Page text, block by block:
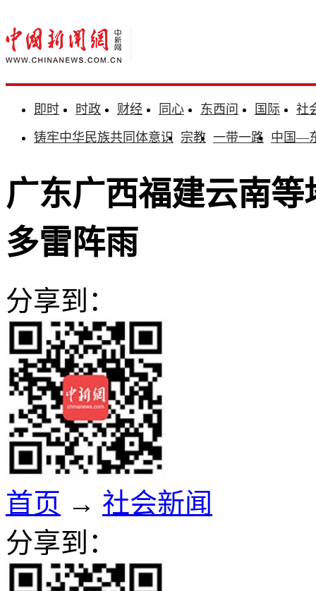
即时 时政 财经 同心 东西问 国际
社
铸牢中华民族共同体意识 宗教 一带一路 中国—
广东广西福建云南
多雷阵雨
分享到：
首页 → 社会新闻
分享到：